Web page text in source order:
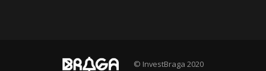
© InvestBraga 2020